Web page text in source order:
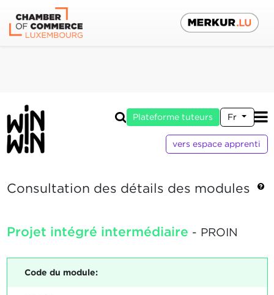
Plateforme tuteurs Fr
vers espace apprenti
Consultation des détails des modules
Projet intégré intermédiaire - PROIN
Code du module: